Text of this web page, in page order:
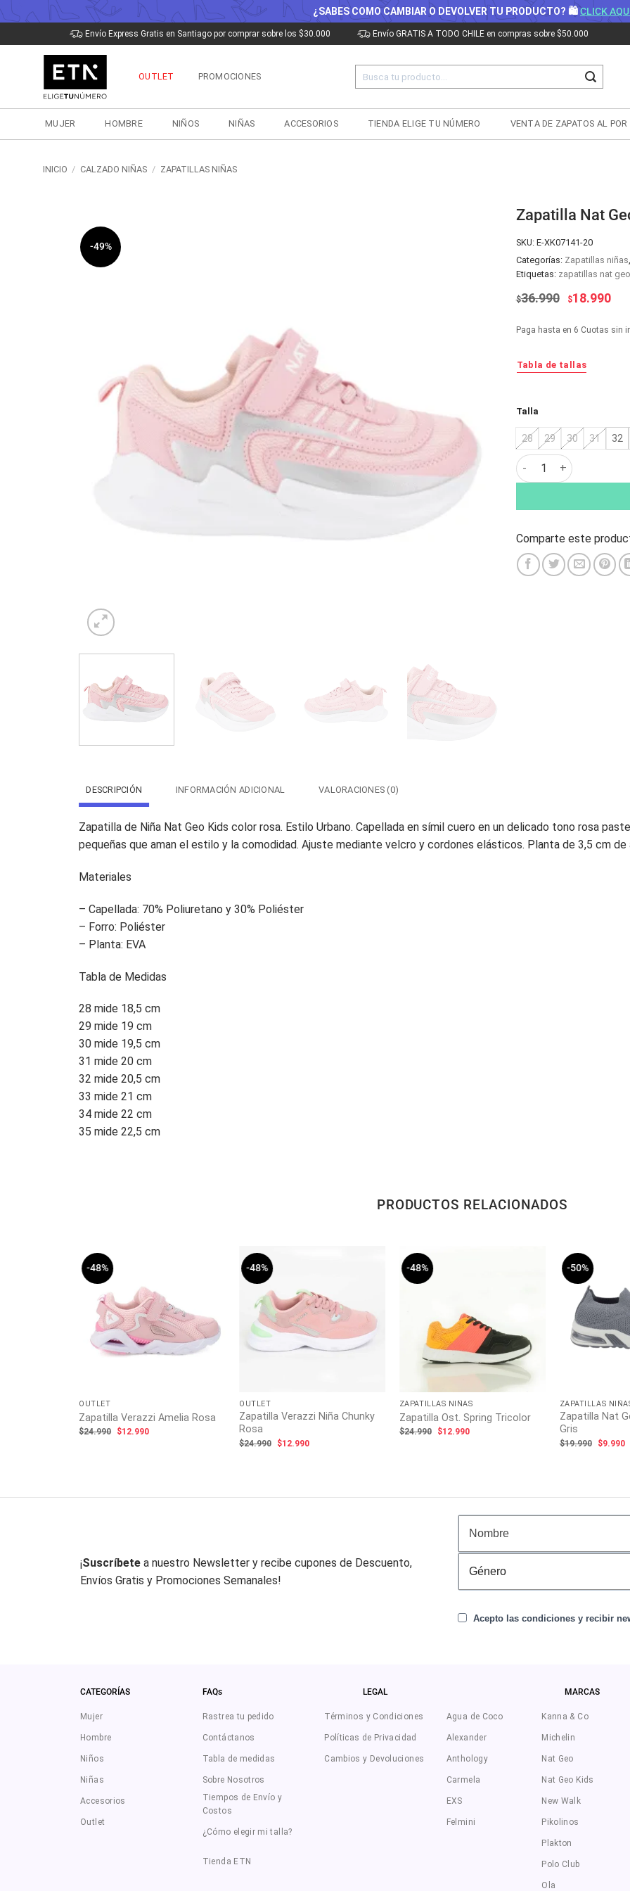
¿SABES COMO CAMBIAR O DEVOLVER TU PRODUCTO? 🛍CLICK
al
Envío Express Gratis en Santiago por comprar sobre los $30.000 Envío GRATIS A TODO CHILE en compras sobre $50.000
OUTLET PROMOCIONES
MUJER HOMBRE NIÑOS NIÑAS ACCESORIOS TIENDA ELIGE TU NÚMERO VENTA DE ZAPATOS AL POR
INICIO / CALZADO NIÑAS / ZAPATILLAS NIÑAS
-49%
Zapatilla Nat
SKU: E-XK07141-20
Categorías: Zapatillas niñas,
Etiquetas: zapatillas nat
$36.990 El
original
$18.990El
Paga hasta en 6 Cuotas sin
Tabla de tallas
Talla
28 29 30 31 32
Zapatilla Nat Geo Kids
Alternative:
Comparte este
DESCRIPCIÓN INFORMACIÓN ADICIONAL VALORACIONES (0)
Zapatilla de Niña Nat Geo Kids color rosa. Estilo Urbano. Capellada en símil cuero en un delicado tono rosa
pequeñas que aman el estilo y la comodidad. Ajuste mediante velcro y cordones elásticos. Planta de 3,5 cm
Materiales
– Capellada: 70% Poliuretano y 30% Poliéster
– Forro: Poliéster
– Planta: EVA
Tabla de Medidas
28 mide 18,5 cm
29 mide 19 cm
30 mide 19,5 cm
31 mide 20 cm
32 mide 20,5 cm
33 mide 21 cm
34 mide 22 cm
35 mide 22,5 cm
PRODUCTOS RELACIONADOS
-48%
OUTLET
Zapatilla Verazzi Amelia Rosa
$24.990
El
$12.990El
-48%
OUTLET
Zapatilla Verazzi Niña Chunky
Rosa
$24.990
El
$12.990El
-48%
ZAPATILLAS NIÑAS
Zapatilla Ost. Spring Tricolor
$24.990
El
$12.990El
-50%
ZAPATILLAS
Zapatilla Nat
Gris
$19.990
El
$9.990El
¡Suscríbetea nuestro Newsletter y recibe cupones de Descuento,
Envíos Gratis y Promociones Semanales!
Acepto las condiciones y recibir
CATEGORÍAS
Mujer
Hombre
Niños
Niñas
Accesorios
Outlet
FAQs
Rastrea tu pedido
Contáctanos
Tabla de medidas
Sobre Nosotros
Tiempos de Envío y
Costos
¿Cómo elegir mi talla?
Tienda ETN
LEGAL
Términos y Condiciones
Políticas de Privacidad
Cambios y Devoluciones
MARCAS
Agua de Coco
Alexander
Anthology
Carmela
EXS
Felmini
Kanna & Co
Michelin
Nat Geo
Nat Geo Kids
New Walk
Pikolinos
Plakton
Polo Club
Ola